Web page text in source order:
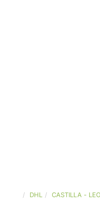
DHL CASTILLA -